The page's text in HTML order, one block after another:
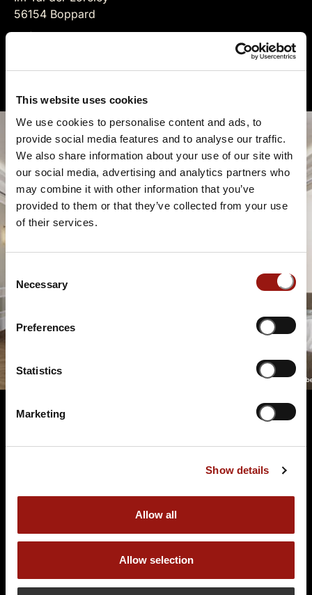
This website uses cookies
We use cookies to personalise content and ads, to
provide social media features and to analyse our traffic.
We also share information about your use of our site with
our social media, advertising and analytics partners who
may combine it with other information that you’ve
provided to them or that they’ve collected from your use
of their services.
Selection
Necessary
Preferences
Statistics
Marketing
Show details
Allow all
Allow selection
56154 Boppard
Auf der Karte anzeigen
www.jakobsberg.de
Terminüberblick
FR.
22.01.2027 19:00 Uhr